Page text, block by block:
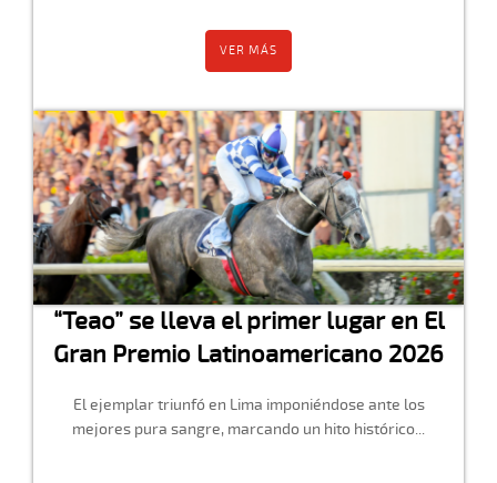
VER MÁS
“Teao” se lleva el primer lugar en El
Gran Premio Latinoamericano 2026
El ejemplar triunfó en Lima imponiéndose ante los
mejores pura sangre, marcando un hito histórico...